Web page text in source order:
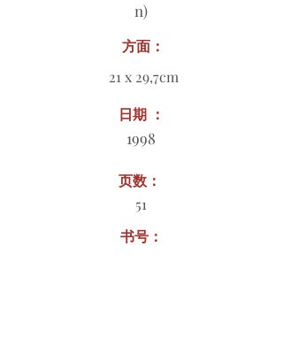
n)
方面：
21 x 29,7cm
日期 ：
1998
页数：
51
书号：